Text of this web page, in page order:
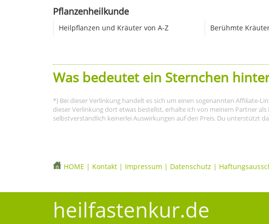
Pflanzenheilkunde
Heilpflanzen und Kräuter von A-Z Berühmte
Was bedeutet ein Sternchen
*) Bei dieser Verlinkung handelt es sich um einen sogenannten Affiliate-
dieser Verlinkung dort etwas bestellst, erhalte ich von meinem Partner
selbstverständlich keinerlei Auswirkungen auf den Preis. Du unterstützt
HOME | Kontakt| Impressum | Datenschutz |
heilfastenkur.de